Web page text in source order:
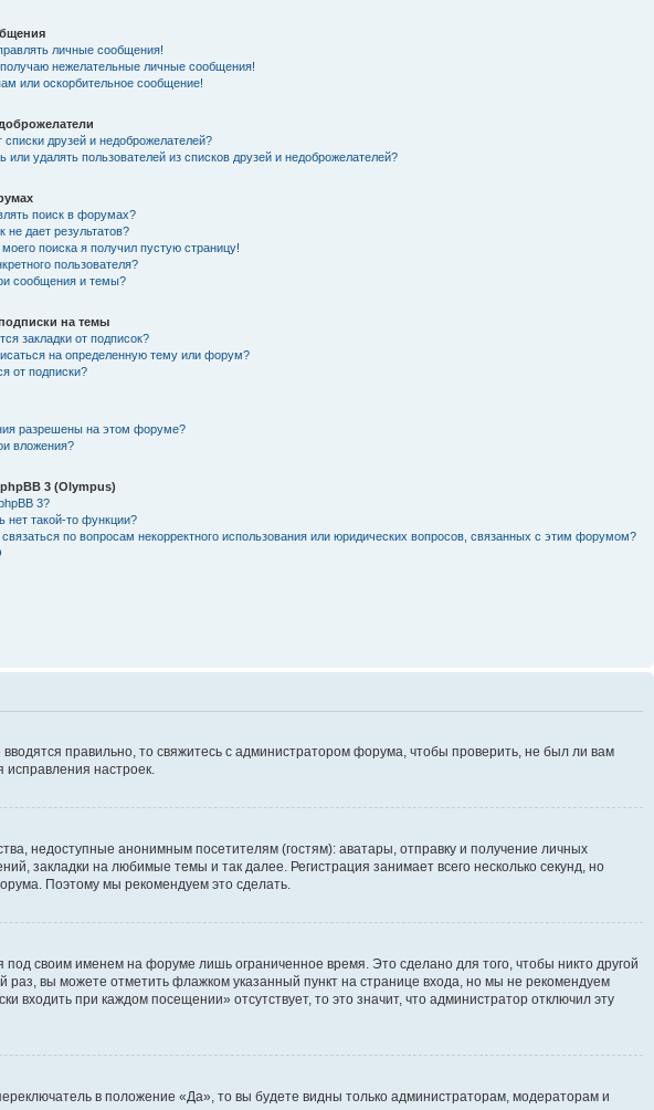
личные сообщения!
нежелательные личные сообщения!
или оскорбительное сообщение!
списки друзей и недоброжелателей?
или удалять пользователей из списков друзей и недоброжелателей?
поиск в форумах?
не дает результатов?
моего поиска я получил пустую страницу!
пользователя?
сообщения и темы?
на темы
закладки от подписок?
на определенную тему или форум?
от подписки?
разрешены на этом форуме?
вложения?
3 (Olympus)
3?
нет такой-то функции?
по вопросам некорректного использования или юридических вопросов, связанных с этим форумом?
правильно, то свяжитесь с администратором форума, чтобы проверить, не был ли вам
настроек.
недоступные анонимным посетителям (гостям): аватары, отправку и получение личных
закладки на любимые темы и так далее. Регистрация занимает всего несколько секунд, но
Поэтому мы рекомендуем это сделать.
своим именем на форуме лишь ограниченное время. Это сделано для того, чтобы никто другой
раз, вы можете отметить флажком указанный пункт на странице входа, но мы не рекомендуем
при каждом посещении» отсутствует, то это значит, что администратор отключил эту
в положение «Да», то вы будете видны только администраторам, модераторам и